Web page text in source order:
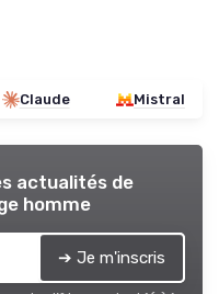
Claude Mistral
actualités de
homme
➔ Je m'inscris